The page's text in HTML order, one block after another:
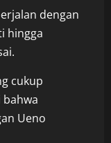
dengan
hingga
cukup
bahwa
Ueno